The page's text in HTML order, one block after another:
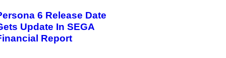
6 Release Date
Update In SEGA
Report